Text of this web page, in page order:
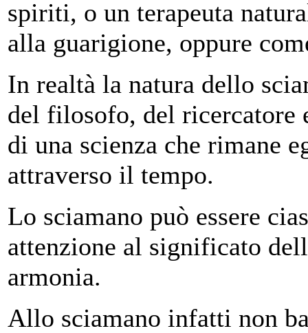
spiriti, o un terapeuta
alla guarigione, oppure
In realtà la natura dello
del filosofo, del ricercatore
di una scienza che rimane
attraverso il tempo.
Lo sciamano può essere
attenzione al significato
armonia.
Allo sciamano infatti non